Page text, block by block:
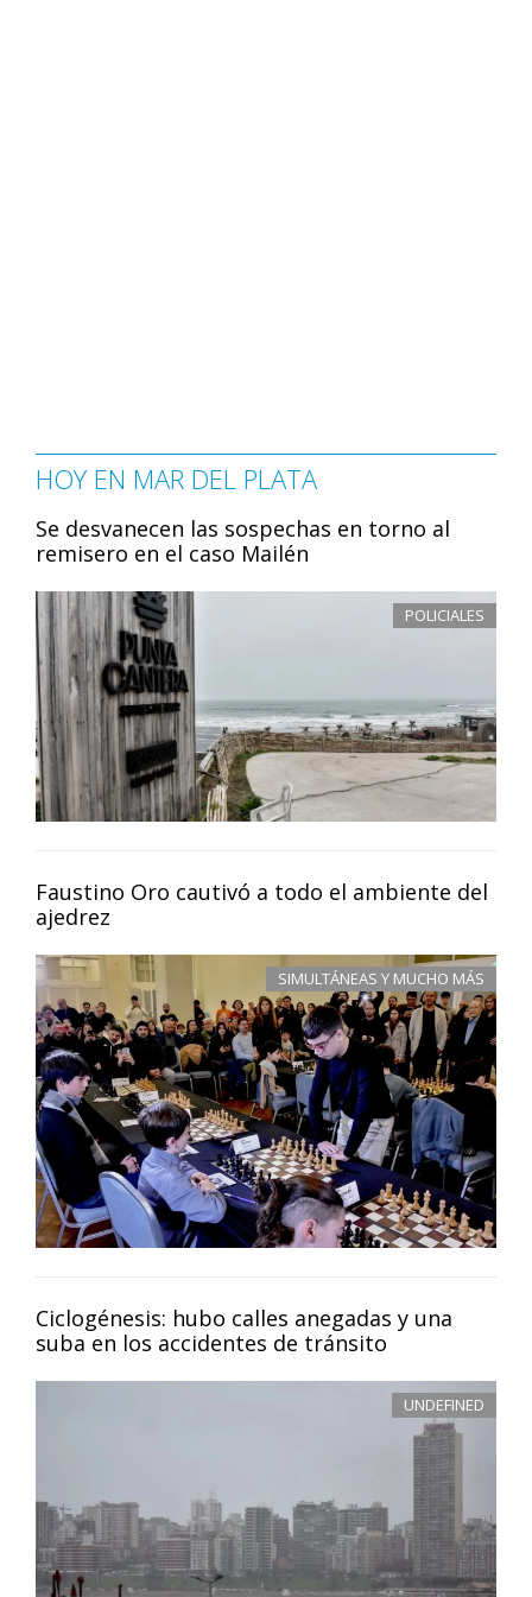
HOY EN MAR DEL PLATA
Se desvanecen las sospechas en torno al
remisero en el caso Mailén
POLICIALES
Faustino Oro cautivó a todo el ambiente del
ajedrez
SIMULTÁNEAS Y MUCHO MÁS
Ciclogénesis: hubo calles anegadas y una
suba en los accidentes de tránsito
UNDEFINED